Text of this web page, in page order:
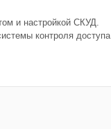
и настройкой СКУД.
контроля доступа